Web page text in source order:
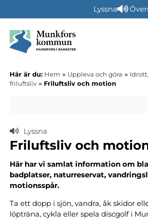
Lyssna
Här är du: Hem » Uppleva och göra »
friluftsliv » Friluftsliv och motion
Lyssna
Friluftsliv och
Här har vi samlat information om
badplatser, naturreservat,
motionsspår.
Ta ett dopp i sjön, vandra, åk skidor
löpträna, cykla eller spela discgolf i